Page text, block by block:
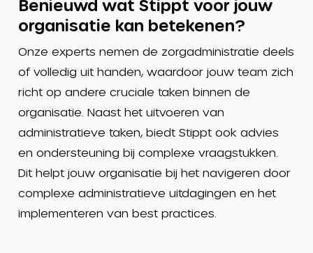
Benieuwd wat Stippt voor jouw
organisatie kan betekenen?
Onze experts nemen de zorgadministratie deels
of volledig uit handen, waardoor jouw team zich
richt op andere cruciale taken binnen de
organisatie. Naast het uitvoeren van
administratieve taken, biedt Stippt ook advies
en ondersteuning bij complexe vraagstukken.
Dit helpt jouw organisatie bij het navigeren door
complexe administratieve uitdagingen en het
implementeren van best practices.